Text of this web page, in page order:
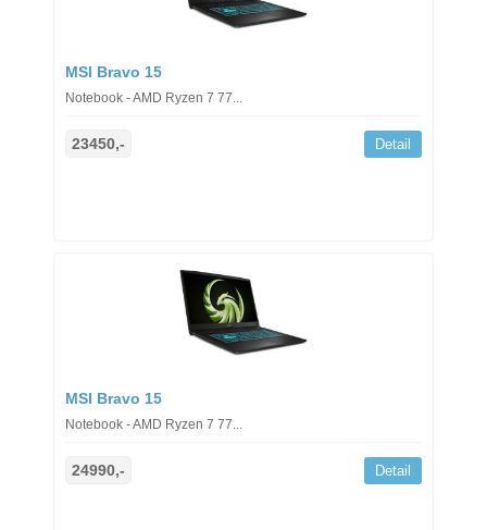
MSI Bravo 15
Notebook - AMD Ryzen 7 77...
23450,- Detail
MSI Bravo 15
Notebook - AMD Ryzen 7 77...
24990,- Detail